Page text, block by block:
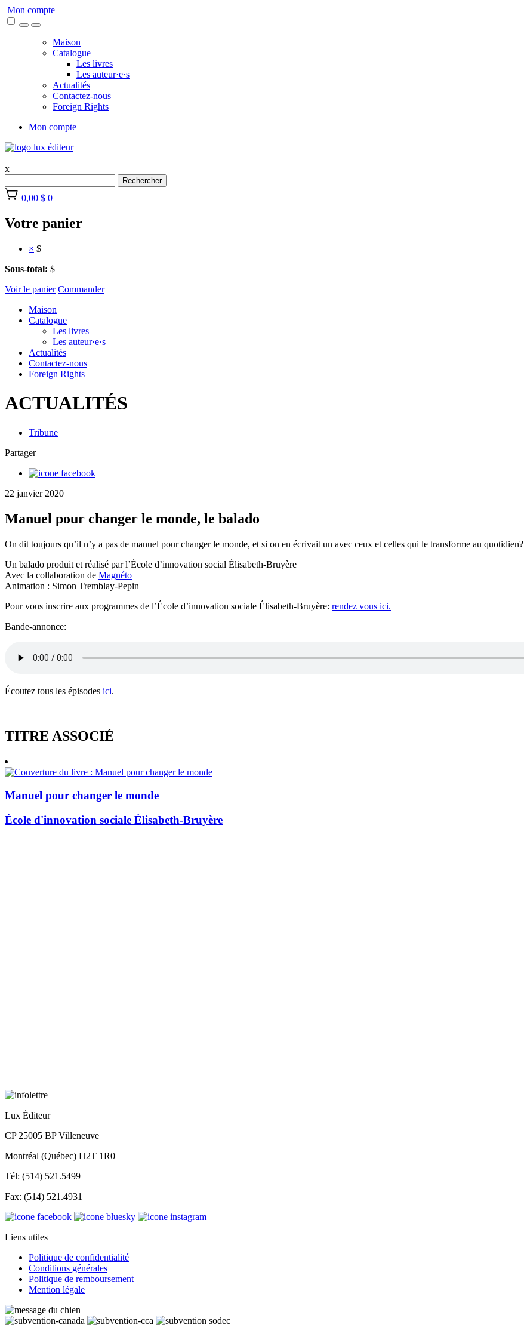
Skip
to
Mon compte
Maison
Catalogue
Les livres
Les auteur·e·s
Actualités
Contactez-nous
Foreign Rights
Mon compte
x
Rechercher
0,00 $ 0
Votre panier
× $
Sous-total: $
Voir le panier Commander
Maison
Catalogue
Les livres
Les auteur·e·s
Actualités
Contactez-nous
Foreign Rights
ACTUALITÉS
Tribune
Partager
22 janvier 2020
Manuel pour changer le monde, le balado
On dit toujours qu’il n’y a pas de manuel pour changer le monde, et si on en écrivait un avec ceux et celles qui le transforme au quotidien?
Un balado produit et réalisé par l’École d’innovation social Élisabeth-Bruyère
Avec la collaboration de Magnéto
Animation : Simon Tremblay-Pepin
Pour vous inscrire aux programmes de l’École d’innovation sociale Élisabeth-Bruyère: rendez vous ici.
Bande-annonce:
Écoutez tous les épisodes ici.
TITRE ASSOCIÉ
Manuel pour changer le monde
École d'innovation sociale Élisabeth-Bruyère
Lux Éditeur
CP 25005 BP Villeneuve
Montréal (Québec) H2T 1R0
Tél: (514) 521.5499
Fax: (514) 521.4931
Liens utiles
Politique de confidentialité
Conditions générales
Politique de remboursement
Mention légale